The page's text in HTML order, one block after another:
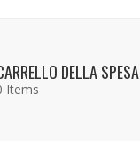
DELLA SPESA
Items